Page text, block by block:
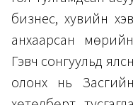
бизнес, хувийн
анхаарсан
Гэвч сонгуульд
олонх нь